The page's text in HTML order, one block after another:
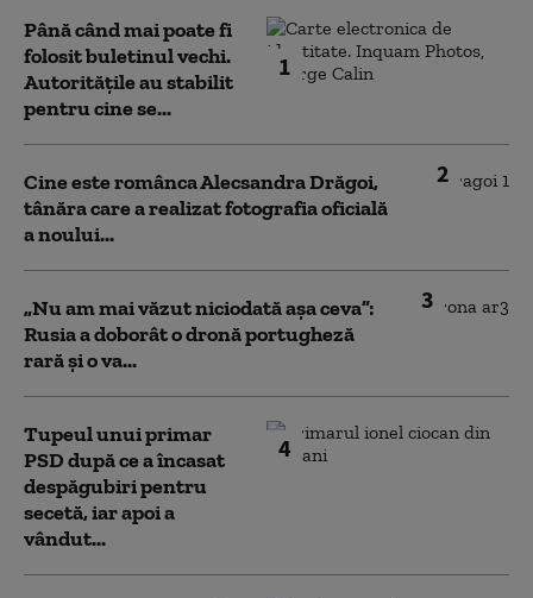
1
Până când mai poate fi
folosit buletinul vechi.
Autoritățile au stabilit
pentru cine se...
2
Cine este românca Alecsandra Drăgoi,
tânăra care a realizat fotografia oficială
a noului...
3
„Nu am mai văzut niciodată așa ceva”:
Rusia a doborât o dronă portugheză
rară și o va...
4
Tupeul unui primar
PSD după ce a încasat
despăgubiri pentru
secetă, iar apoi a
vândut...